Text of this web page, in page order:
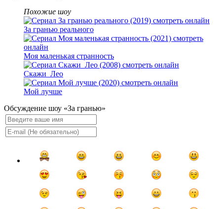
Похожие шоу
За гранью реального
Моя маленькая странность
Скажи_Лео
Мой лучше
Обсуждение шоу «За гранью»